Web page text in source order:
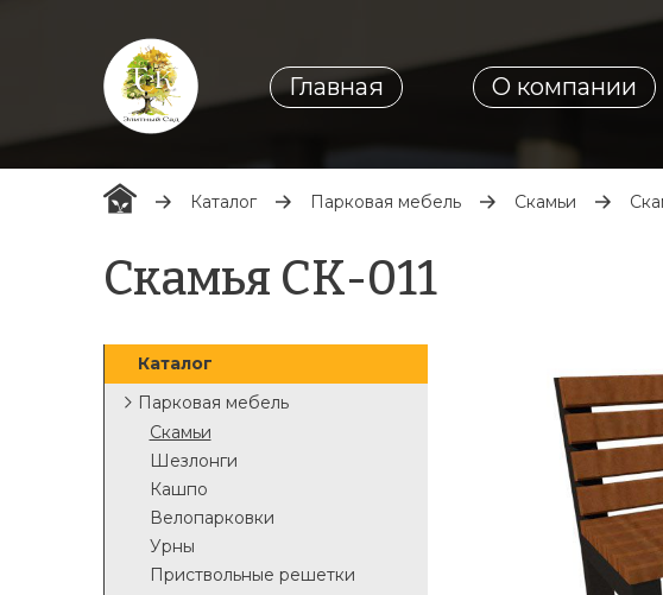
Главная О компании
Каталог Парковая мебель Скамьи
Скамья СК-011
Каталог
Парковая мебель
Скамьи
Шезлонги
Кашпо
Велопарковки
Урны
Приствольные решетки